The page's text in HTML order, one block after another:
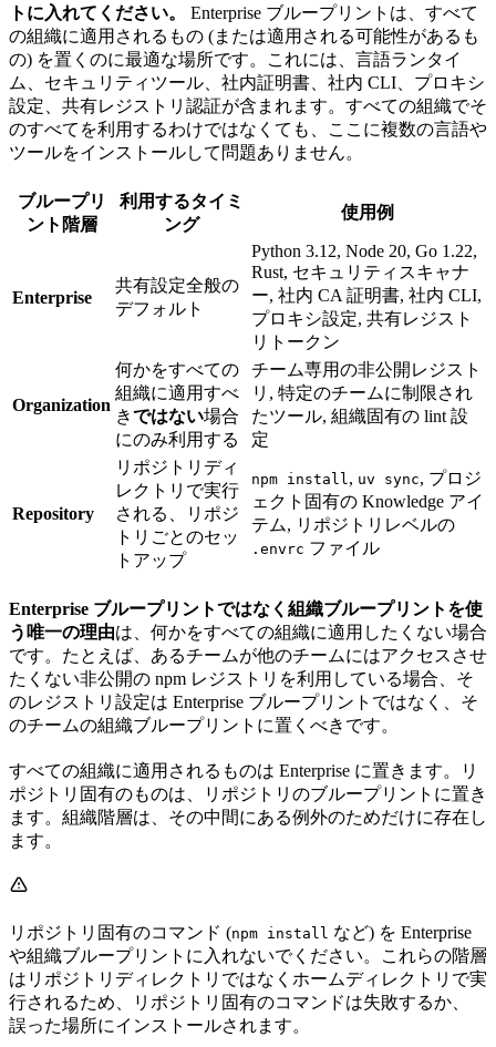
トに入れてください。
Enterprise ブループリントは、すべて
の組織に適用されるもの (または適用される可能性があるも
の) を置くのに最適な場所です。これには、言語ランタイ
ム、セキュリティツール、社内証明書、社内 CLI、プロキシ
設定、共有レジストリ認証が含まれます。すべての組織でそ
のすべてを利用するわけではなくても、ここに複数の言語や
ツールをインストールして問題ありません。
ブループリ
ント階層
利用するタイミ
ング
使用例
Enterprise
共有設定全般の
デフォルト
Python 3.12, Node 20, Go 1.22,
Rust, セキュリティスキャナ
ー, 社内 CA 証明書, 社内 CLI,
プロキシ設定, 共有レジスト
リトークン
Organization
何かをすべての
組織に適用すべ
きではない場合
にのみ利用する
チーム専用の非公開レジスト
リ, 特定のチームに制限され
たツール, 組織固有の lint 設
定
Repository
リポジトリディ
レクトリで実行
される、リポジ
トリごとのセッ
トアップ
npm install , uv sync, プロジ
ェクト固有の Knowledge アイ
テム, リポジトリレベルの
.envrc ファイル
Enterprise ブループリントではなく組織ブループリントを使
う唯一の理由は、何かをすべての組織に適用したくない場合
です。たとえば、あるチームが他のチームにはアクセスさせ
たくない非公開の npm レジストリを利用している場合、そ
のレジストリ設定は Enterprise ブループリントではなく、そ
のチームの組織ブループリントに置くべきです。
すべての組織に適用されるものは Enterprise に置きます。リ
ポジトリ固有のものは、リポジトリのブループリントに置き
ます。組織階層は、その中間にある例外のためだけに存在し
ます。
リポジトリ固有のコマンド (npm install など) を Enterprise
や組織ブループリントに入れないでください。これらの階層
はリポジトリディレクトリではなくホームディレクトリで実
行されるため、リポジトリ固有のコマンドは失敗するか、
誤った場所にインストールされます。